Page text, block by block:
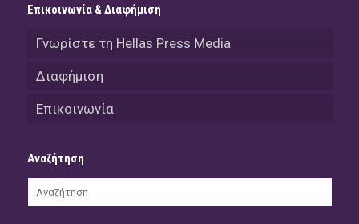
Επικοινωνία & Διαφήμιση
Γνωρίστε τη Hellas Press Media
Διαφήμιση
Επικοινωνία
Αναζήτηση